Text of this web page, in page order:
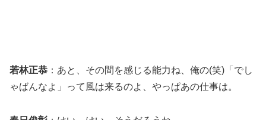
若林正恭 ：あと、その間を感じる能力ね、俺の(笑)「でし
ゃばんなよ」って風は来るのよ、やっぱあの仕事は。